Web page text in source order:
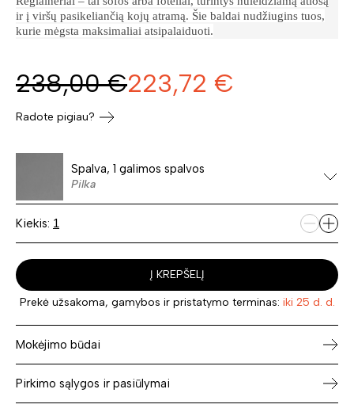
ir į viršų pasikeliančią kojų atramą. Šie baldai nudžiugins tuos,
kurie mėgsta maksimaliai atsipalaiduoti.
238,00 €223,72 €
Radote pigiau?
Spalva, 1 galimos spalvos
Pilka
Kiekis:
Į KREPŠELĮ
Prekė užsakoma, gamybos ir pristatymo terminas: iki 25 d. d.
Mokėjimo būdai
Pirkimo sąlygos ir pasiūlymai